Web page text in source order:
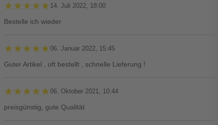
★★★★★
★★★★★ 14. Juli 2022, 18:00
Bestelle ich wieder
★★★★★
★★★★★06. Januar 2022, 15:45
Guter Artikel , oft bestellt , schnelle Lieferung !
★★★★★
★★★★★06. Oktober 2021, 10:44
preisgünstig, gute Qualität